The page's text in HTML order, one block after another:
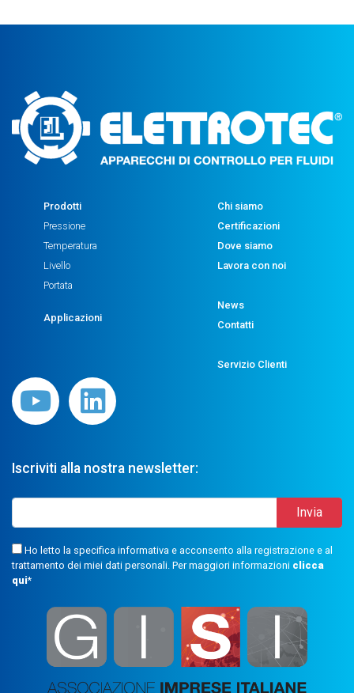
Prodotti
Pressione
Temperatura
Livello
Portata
Applicazioni
Chi siamo
Certificazioni
Dove siamo
Lavora con noi
News
Contatti
Servizio Clienti
Iscriviti alla nostra newsletter:
Ho letto la specifica informativa e acconsento alla registrazione e al
trattamento dei miei dati personali. Per maggiori informazioni clicca
qui*